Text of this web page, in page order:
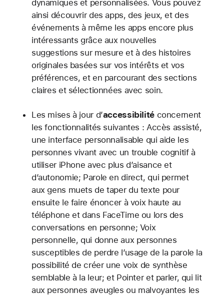
dynamiques et personnalisées. Vous pouvez
ainsi découvrir des apps, des jeux, et des
événements à même les apps encore plus
intéressants grâce aux nouvelles
suggestions sur mesure et à des histoires
originales basées sur vos intérêts et vos
préférences, et en parcourant des sections
claires et sélectionnées avec soin.
Les mises à jour d’accessibilitéconcernent
les fonctionnalités suivantes : Accès assisté,
une interface personnalisable qui aide les
personnes vivant avec un trouble cognitif à
utiliser iPhone avec plus d’aisance et
d’autonomie; Parole en direct, qui permet
aux gens muets de taper du texte pour
ensuite le faire énoncer à voix haute au
téléphone et dans FaceTime ou lors des
conversations en personne; Voix
personnelle, qui donne aux personnes
susceptibles de perdre l’usage de la parole la
possibilité de créer une voix de synthèse
semblable à la leur; et Pointer et parler, qui lit
aux personnes aveugles ou malvoyantes les